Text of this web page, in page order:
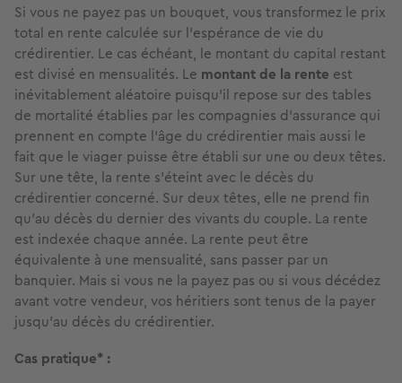
Si vous ne payez pas un bouquet, vous transformez le prix
total en rente calculée sur l’espérance de vie du
crédirentier. Le cas échéant, le montant du capital restant
est divisé en mensualités. Le montant de la rente est
inévitablement aléatoire puisqu’il repose sur des tables
de mortalité établies par les compagnies d’assurance qui
prennent en compte l’âge du crédirentier mais aussi le
fait que le viager puisse être établi sur une ou deux têtes.
Sur une tête, la rente s’éteint avec le décès du
crédirentier concerné. Sur deux têtes, elle ne prend fin
qu’au décès du dernier des vivants du couple. La rente
est indexée chaque année. La rente peut être
équivalente à une mensualité, sans passer par un
banquier. Mais si vous ne la payez pas ou si vous décédez
avant votre vendeur, vos héritiers sont tenus de la payer
jusqu’au décès du crédirentier.
Cas pratique* :